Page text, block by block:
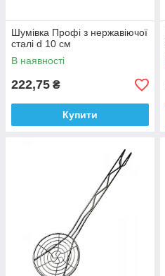
Шумівка Профі з нержавіючої
сталі d 10 см
В наявності
222,75 ₴
Купити